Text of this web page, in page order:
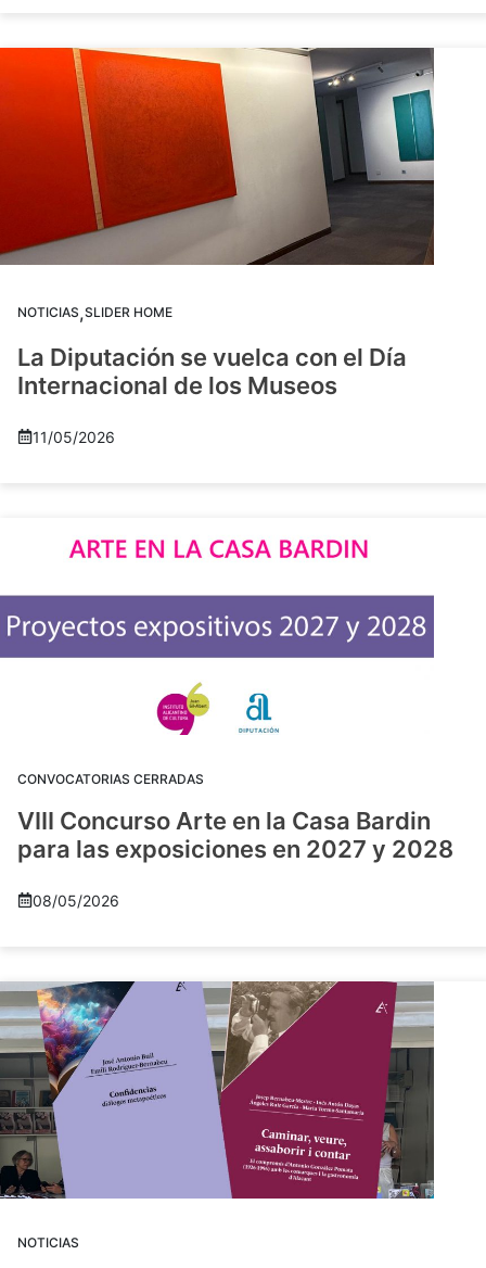
NOTICIAS,SLIDER HOME
La Diputación se vuelca con el Día
Internacional de los Museos
11/05/2026
CONVOCATORIAS CERRADAS
VIII Concurso Arte en la Casa Bardin
para las exposiciones en 2027 y 2028
08/05/2026
NOTICIAS